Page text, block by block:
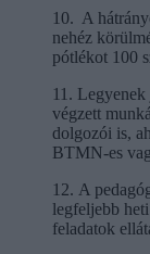
10. A
nehéz
pótlékot 100
11.
végzett
dolgozói is,
BTMN-es
12. A
legfeljebb
feladatok